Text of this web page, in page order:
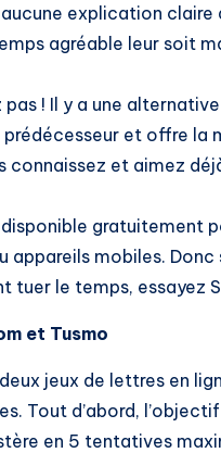
explication claire
agréable leur soit
! Il y a une
prédécesseur et offre
connaissez et aimez
gratuitement
appareils mobiles.
tuer le temps, essayez
et Tusmo
jeux de lettres en
Tout d’abord,
en 5 tentatives